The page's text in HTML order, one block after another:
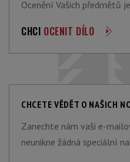
Ocenění Vašich předmětů
CHCI OCENIT DÍLO
CHCETE VĚDĚT O NAŠICH
Zanechte nám vaši e-
neunikne žádná speciální